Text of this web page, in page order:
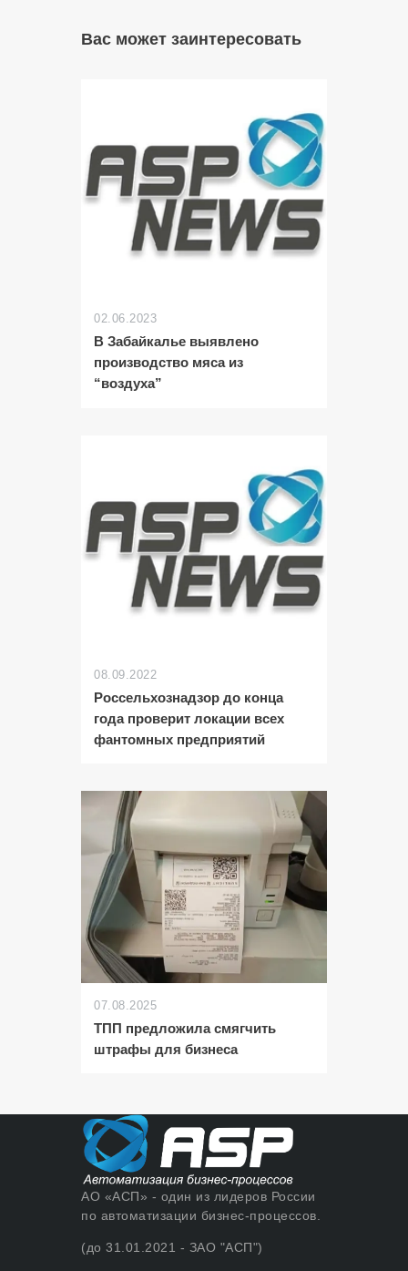
Вас может заинтересовать
02.06.2023
В Забайкалье выявлено
производство мяса из
“воздуха”
08.09.2022
Россельхознадзор до конца
года проверит локации всех
фантомных предприятий
07.08.2025
ТПП предложила смягчить
штрафы для бизнеса
АО «АСП» - один из лидеров России
по автоматизации бизнес-процессов.
(до 31.01.2021 - ЗАО "АСП")